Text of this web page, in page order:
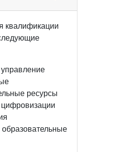
квалификации
ресурсы
цифровизации